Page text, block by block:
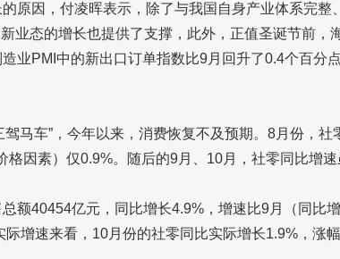
原因，付凌晖表示，除了与我国自身产业体系完整
业态的增长也提供了支撑，此外，正值圣诞节前，
业PMI中的新出口订单指数比9月回升了0.4个百分点
马车”，今年以来，消费恢复不及预期。8月份，社
格因素）仅0.9%。随后的9月、10月，社零同比增速
额40454亿元，同比增长4.9%，增速比9月（同比
增速来看，10月份的社零同比实际增长1.9%，涨